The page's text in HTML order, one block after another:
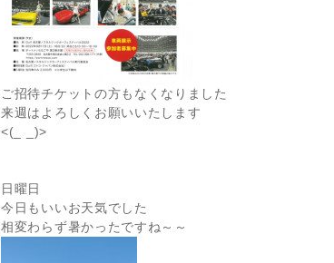
ご招待チケットの方もなくなりました
来週はよろしくお願いいたします
<(_ _)>
日曜日
今日もいいお天気でした
相変わらず暑かったですね～～